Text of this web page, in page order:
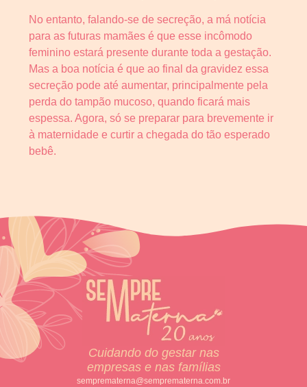
No entanto, falando-se de secreção, a má notícia
para as futuras mamães é que esse incômodo
feminino estará presente durante toda a gestação.
Mas a boa notícia é que ao final da gravidez essa
secreção pode até aumentar, principalmente pela
perda do tampão mucoso, quando ficará mais
espessa. Agora, só se preparar para brevemente ir
à maternidade e curtir a chegada do tão esperado
bebê.
Cuidando do gestar nas
empresas e nas famílias
semprematerna@semprematerna.com.br